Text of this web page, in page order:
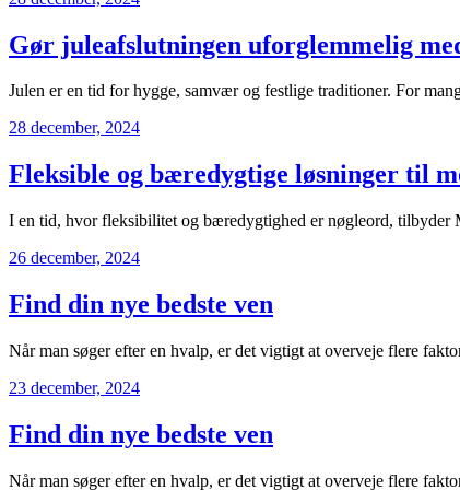
Gør juleafslutningen uforglemmelig
Julen er en tid for hygge, samvær og festlige traditioner. For
28 december, 2024
Fleksible og bæredygtige løsninger til
I en tid, hvor fleksibilitet og bæredygtighed er nøgleord, tilbyder
26 december, 2024
Find din nye bedste ven
Når man søger efter en hvalp, er det vigtigt at overveje flere
23 december, 2024
Find din nye bedste ven
Når man søger efter en hvalp, er det vigtigt at overveje flere